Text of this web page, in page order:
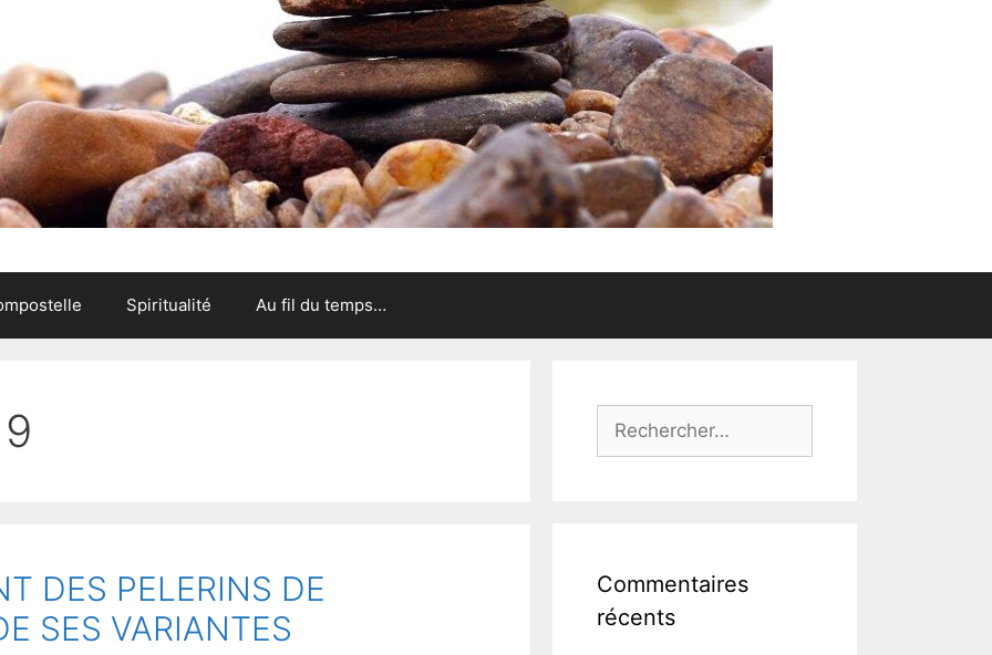
Spiritualité Au fil du temps…
DES PELERINS DE
SES VARIANTES
Rechercher :
Commentaires
récents